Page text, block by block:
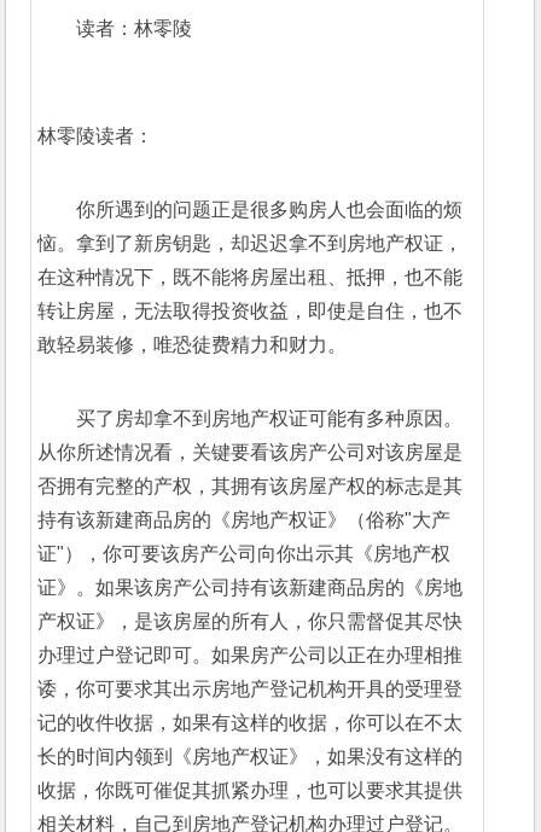
读者：林零陵
林零陵读者：
你所遇到的问题正是很多购房人也会面临的烦
恼。拿到了新房钥匙，却迟迟拿不到房地产权证，
在这种情况下，既不能将房屋出租、抵押，也不能
转让房屋，无法取得投资收益，即使是自住，也不
敢轻易装修，唯恐徒费精力和财力。
买了房却拿不到房地产权证可能有多种原因。
从你所述情况看，关键要看该房产公司对该房屋是
否拥有完整的产权，其拥有该房屋产权的标志是其
持有该新建商品房的《房地产权证》（俗称"大产
证"），你可要该房产公司向你出示其《房地产权
证》。如果该房产公司持有该新建商品房的《房地
产权证》，是该房屋的所有人，你只需督促其尽快
办理过户登记即可。如果房产公司以正在办理相推
诿，你可要求其出示房地产登记机构开具的受理登
记的收件收据，如果有这样的收据，你可以在不太
长的时间内领到《房地产权证》，如果没有这样的
收据，你既可催促其抓紧办理，也可以要求其提供
相关材料，自己到房地产登记机构办理过户登记。